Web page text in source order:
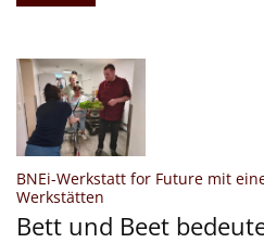
BNEi-Werkstatt for Future mit
Werkstätten
Bett und Beet